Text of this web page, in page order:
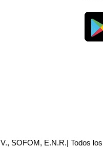
SOFOM, E.N.R.| Todos